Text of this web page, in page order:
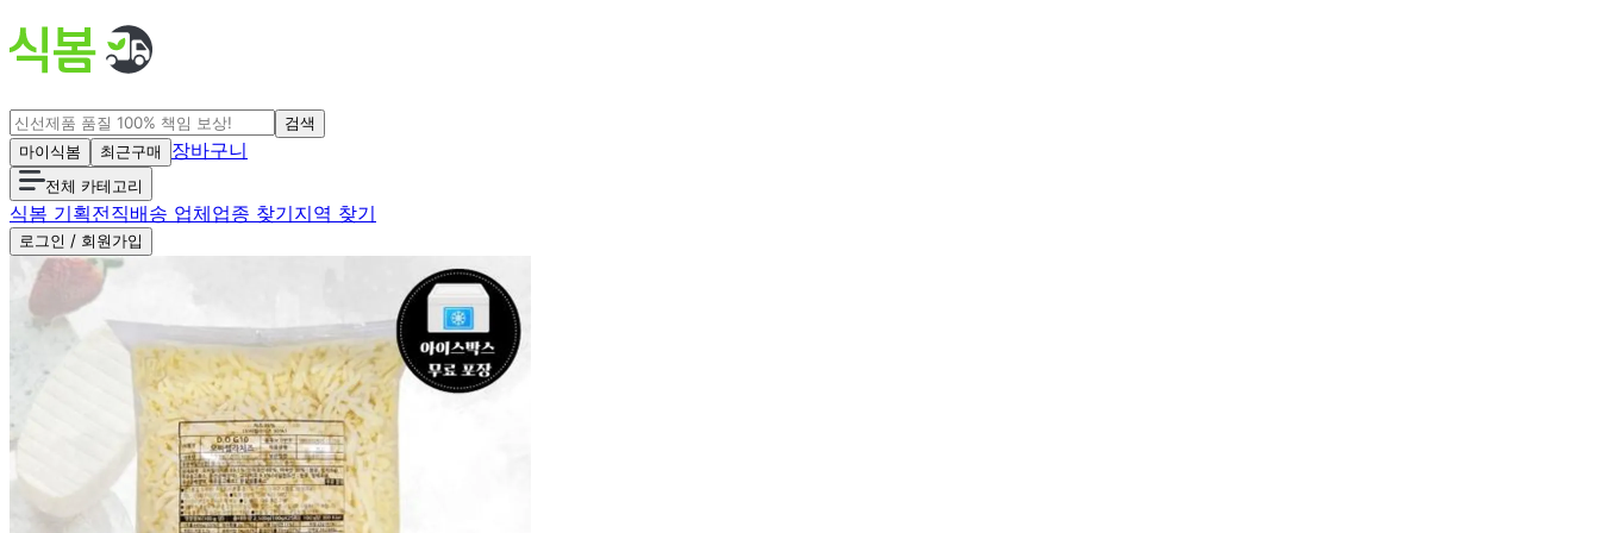
검색
마이식봄
최근구매 장바구니
전체 카테고리
식봄 기획전직배송 업체업종 찾기지역 찾기
로그인 / 회원가입